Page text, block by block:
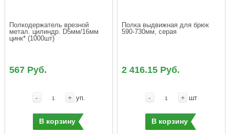
Полкодержатель врезной
метал. цилиндр. D5мм/16мм
цинк* (1000шт)
567 Руб.
- + уп.
В корзину
Полка выдвижная для брюк
590-730мм, серая
2 416.15 Руб.
- + шт
В корзину